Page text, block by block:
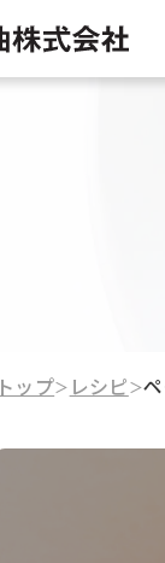
トップ＞ レシピ＞